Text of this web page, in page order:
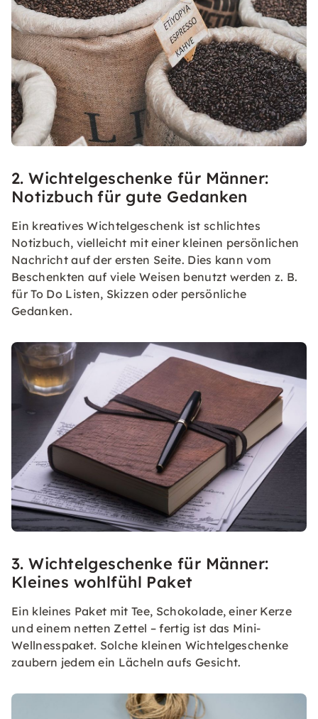
2. Wichtelgeschenke für Männer:
Notizbuch für gute Gedanken
Ein kreatives Wichtelgeschenk ist schlichtes
Notizbuch, vielleicht mit einer kleinen persönlichen
Nachricht auf der ersten Seite. Dies kann vom
Beschenkten auf viele Weisen benutzt werden z. B.
für To Do Listen, Skizzen oder persönliche
Gedanken.
3. Wichtelgeschenke für Männer:
Kleines wohlfühl Paket
Ein kleines Paket mit Tee, Schokolade, einer Kerze
und einem netten Zettel – fertig ist das Mini-
Wellnesspaket. Solche kleinen Wichtelgeschenke
zaubern jedem ein Lächeln aufs Gesicht.